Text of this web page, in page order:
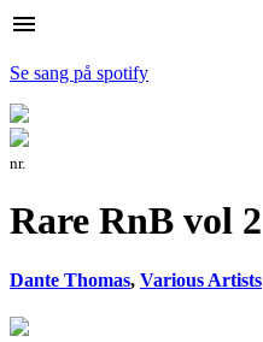
menu
Se sang på spotify
nr.
Rare RnB vol 2
Dante Thomas, Various Artists